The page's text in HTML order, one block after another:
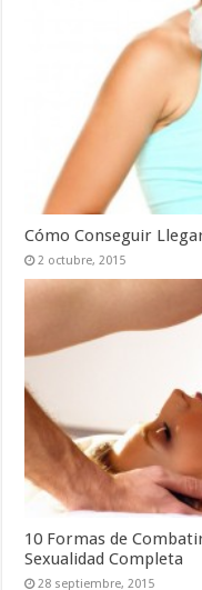
Cómo Conseguir
2 octubre, 2015
10 Formas de
Sexualidad Completa
28 septiembre, 2015